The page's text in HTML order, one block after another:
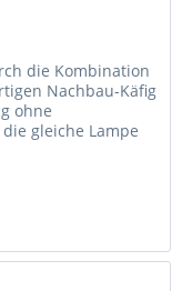
die Kombination
Nachbau-Käfig
ohne
gleiche Lampe